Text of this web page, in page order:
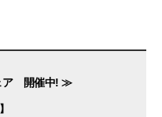
ア 開催中! ≫